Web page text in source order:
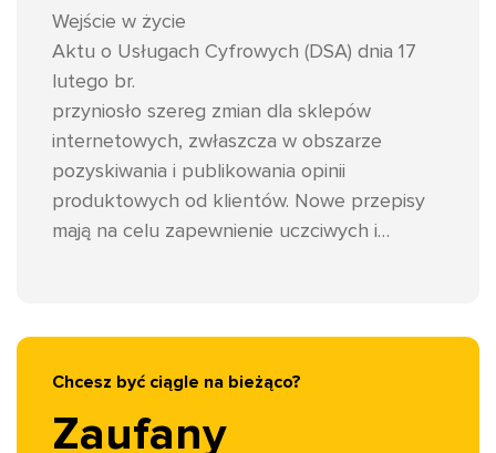
Wejście w życie
Aktu o Usługach Cyfrowych (DSA) dnia 17
lutego br.
przyniosło szereg zmian dla sklepów
internetowych, zwłaszcza w obszarze
pozyskiwania i publikowania opinii
produktowych od klientów. Nowe przepisy
mają na celu zapewnienie uczciwych i
chodzi i jak przygotować zmiany w swoim e-
Chcesz być ciągle na bieżąco?
Zaufany